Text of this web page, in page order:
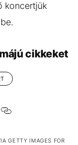
koncertjük
cikkeket
GETTY IMAGES FOR